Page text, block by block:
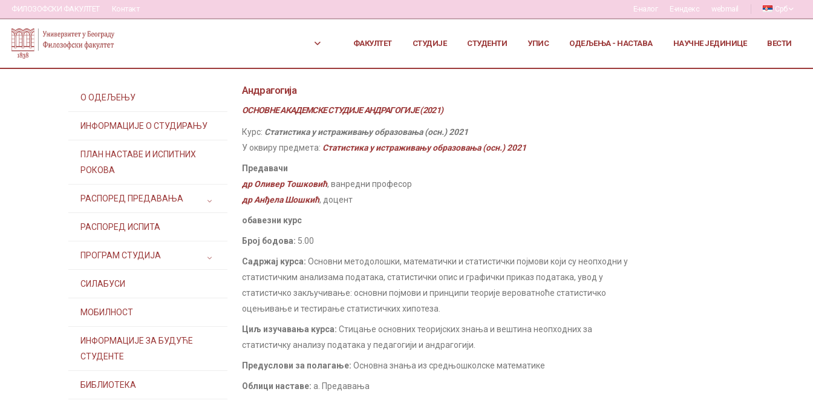
ФИЛОЗОФСКИ ФАКУЛТЕТ Контакт Е-налог Е-индекс webmail Срб
ФАКУЛТЕТ СТУДИЈЕ СТУДЕНТИ УПИС ОДЕЉЕЊА - НАСТАВА НАУЧНЕ ЈЕДИНИЦЕ ВЕСТИ
О ОДЕЉЕЊУ
ИНФОРМАЦИЈЕ О СТУДИРАЊУ
ПЛАН НАСТАВЕ И ИСПИТНИХ
РОКОВА
РАСПОРЕД ПРЕДАВАЊА
РАСПОРЕД ИСПИТА
ПРОГРАМ СТУДИЈА
СИЛАБУСИ
МОБИЛНОСТ
ИНФОРМАЦИЈЕ ЗА БУДУЋЕ
СТУДЕНТЕ
БИБЛИОТЕКА
Андрагогија
ОСНОВНЕ АКАДЕМСКЕ СТУДИЈЕ АНДРАГОГИЈЕ (2021)
Курс: Статистика у истраживању образовања (осн.) 2021
У оквиру предмета: Статистика у истраживању образовања (осн.) 2021
Предавачи
др Оливер Тошковић, ванредни професор
др Анђела Шошкић, доцент
обавезни курс
Број бодова: 5.00
Садржај курса: Основни методолошки, математички и статистички појмови који су неопходни у
статистичким анализама података, статистички опис и графички приказ података, увод у
статистичко закључивање: основни појмови и принципи теорије вероватноће статистичко
оцењивање и тестирање статистичких хипотеза.
Циљ изучавања курса: Стицање основних теоријских знања и вештина неопходних за
статистичку анализу података у педагогији и андрагогији.
Предуслови за полагање: Основна знања из средњошколске математике
Облици наставе: а. Предавања